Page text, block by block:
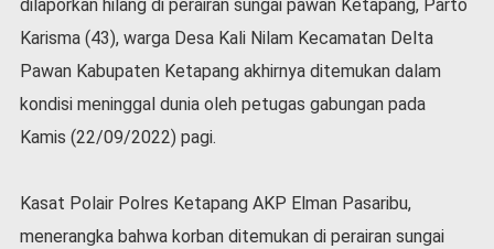
m
o
i
a
a
h
dilaporkan hilang di perairan sungai pawan Ketapang, Parto
Karisma (43), warga Desa Kali Nilam Kecamatan Delta
Pawan Kabupaten Ketapang akhirnya ditemukan dalam
kondisi meninggal dunia oleh petugas gabungan pada
Kamis (22/09/2022) pagi.
Kasat Polair Polres Ketapang AKP Elman Pasaribu,
menerangka bahwa korban ditemukan di perairan sungai